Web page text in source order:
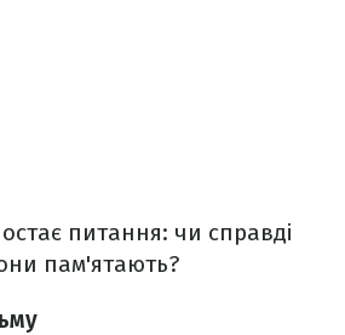
питання: чи справді
пам'ятають?